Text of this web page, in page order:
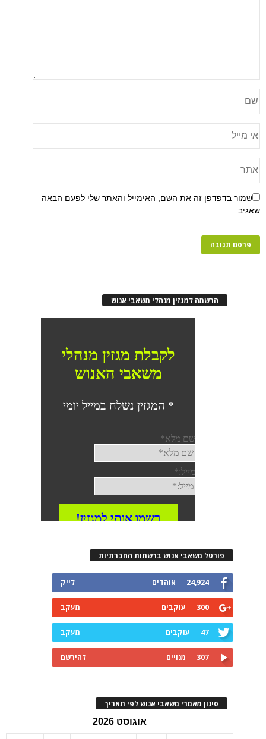
זה את השם, האימייל והאתר שלי לפעם הבאה
הרשמה למגזין מנהלי משאבי אנוש
משאבי אנוש ברשתות החברתיות
אוהדים
עוקבים
עוקבים
מנויים
סינון מאמרי משאבי אנוש לפי תאריך